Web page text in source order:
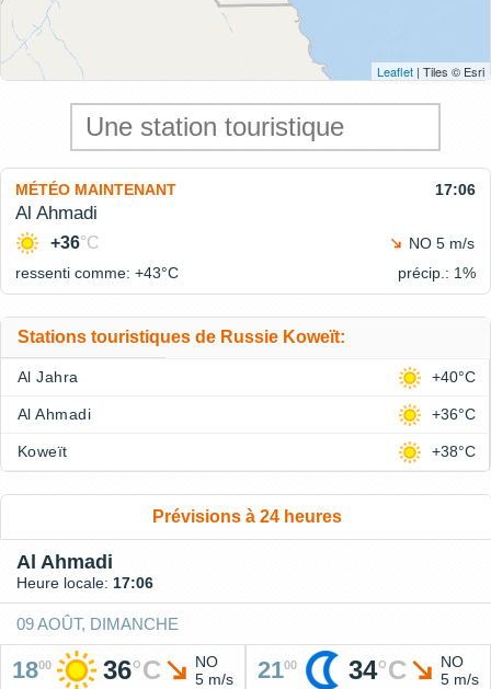
Leaflet | Tiles © Esri
MÉTÉO MAINTENANT 17:06
Al Ahmadi
+36°C
NO 5 m/s
ressenti comme: +43°C précip.: 1%
Stations touristiques de Russie Koweït:
Al Jahra +40°C
Al Ahmadi +36°C
Koweït +38°C
Prévisions à 24 heures
Al Ahmadi
Heure locale: 17:06
09 AOÛT, DIMANCHE
1800 36°C
NO
5 m/s
2100 34°C
NO
5 m/s